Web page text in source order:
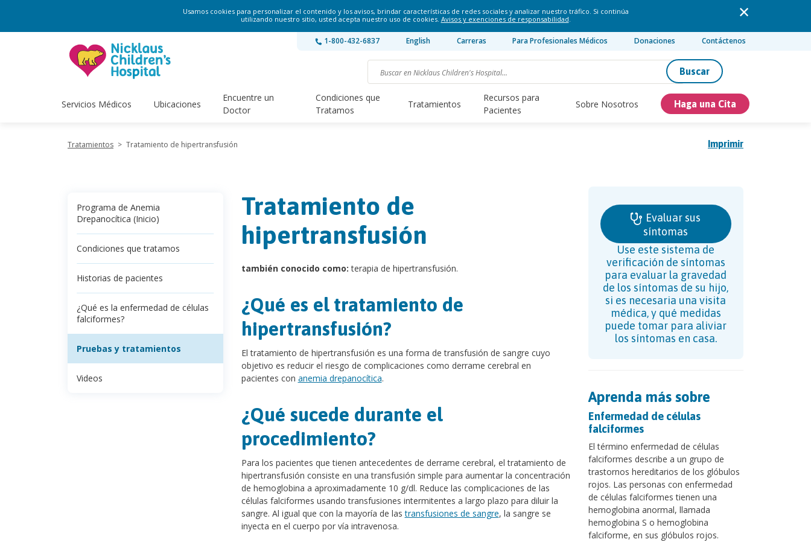
Usamos cookies para personalizar el contenido y los avisos, brindar características de redes sociales y analizar nuestro tráfico. Si continúa
utilizando nuestro sitio, usted acepta nuestro uso de cookies. Avisos y exenciones de responsabilidad.
1-800-432-6837 English Carreras Para Profesionales Médicos Donaciones Contáctenos
Buscar
Servicios Médicos Ubicaciones
Encuentre un
Doctor
Condiciones que
Tratamos
Tratamientos
Recursos para
Pacientes
Sobre Nosotros Haga una Cita
Imprimir
Tratamientos > Tratamiento de hipertransfusión
Programa de Anemia
Drepanocítica (Inicio)
Condiciones que tratamos
Historias de pacientes
¿Qué es la enfermedad de células
falciformes?
Pruebas y tratamientos
Videos
Tratamiento de
hipertransfusión
también conocido como: terapia de hipertransfusión.
¿Qué es el tratamiento de
hipertransfusión?
El tratamiento de hipertransfusión es una forma de transfusión de sangre cuyo
objetivo es reducir el riesgo de complicaciones como derrame cerebral en
pacientes con anemia drepanocítica.
¿Qué sucede durante el
procedimiento?
Para los pacientes que tienen antecedentes de derrame cerebral, el tratamiento de
hipertransfusión consiste en una transfusión simple para aumentar la concentración
de hemoglobina a aproximadamente 10 g/dl. Reduce las complicaciones de las
células falciformes usando transfusiones intermitentes a largo plazo para diluir la
sangre. Al igual que con la mayoría de lastransfusiones de sangre, la sangre se
inyecta en el cuerpo por vía intravenosa.
Evaluar sus
síntomas
Use este sistema de
verificación de síntomas
para evaluar la gravedad
de los síntomas de su hijo,
si es necesaria una visita
médica, y qué medidas
puede tomar para aliviar
los síntomas en casa.
Aprenda más sobre
Enfermedad de células
falciformes
El término enfermedad de células
falciformes describe a un grupo de
trastornos hereditarios de los glóbulos
rojos. Las personas con enfermedad
de células falciformes tienen una
hemoglobina anormal, llamada
hemoglobina S o hemoglobina
falciforme, en sus glóbulos rojos.